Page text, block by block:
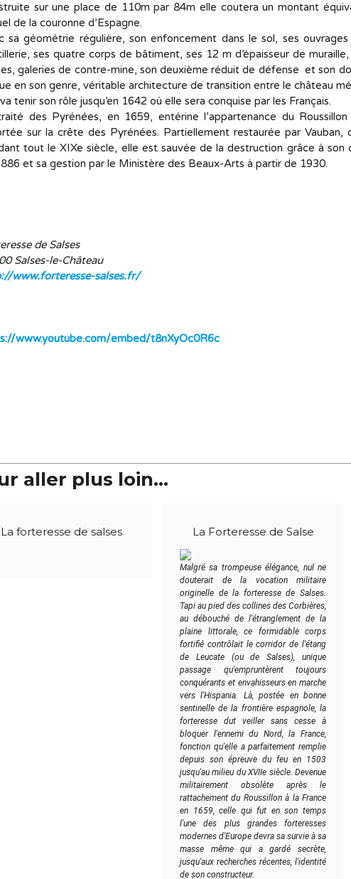
sur une place de 110m par 84m elle coutera un montant
de la couronne d’Espagne.
sa géométrie régulière, son enfoncement dans le sol, ses
ses quatre corps de bâtiment, ses 12 m d’épaisseur de
galeries de contre-mine, son deuxième réduit de défense et son
en son genre, véritable architecture de transition entre le château
tenir son rôle jusqu’en 1642 où elle sera conquise par les Français.
des Pyrénées, en 1659, entérine l’appartenance du
sur la crête des Pyrénées. Partiellement restaurée par Vauban,
tout le XIXe siècle, elle est sauvée de la destruction grâce à son
et sa gestion par le Ministère des Beaux-Arts à partir de 1930.
de Salses
Salses-le-Château
www.forteresse-salses.fr/
www.youtube.com/embed/t8nXyOc0R6c
aller plus loin...
La forteresse de salses La Forteresse de Salse
Malgré sa trompeuse élégance, nul ne
douterait de la vocation militaire
originelle de la forteresse de Salses.
Tapi au pied des collines des Corbières,
au débouché de l'étranglement de la
plaine littorale, ce formidable corps
fortifié contrôlait le corridor de l'étang
de Leucate (ou de Salses), unique
passage qu'empruntèrent toujours
conquérants et envahisseurs en marche
vers l'Hispania. Là, postée en bonne
sentinelle de la frontière espagnole, la
forteresse dut veiller sans cesse à
bloquer l'ennemi du Nord, la France,
fonction qu'elle a parfaitement remplie
depuis son épreuve du feu en 1503
jusqu'au milieu du XVIIe siècle. Devenue
militairement obsolète après le
rattachement du Roussillon à la France
en 1659, celle qui fut en son temps
l'une des plus grandes forteresses
modernes d'Europe devra sa survie à sa
masse même qui a gardé secrète,
jusqu'aux recherches récentes, l'identité
de son constructeur.